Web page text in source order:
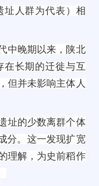
址人群为代表）相
中晚期以来，陕北
在长期的迁徙与互
但并未影响主体人
址的少数离群个体
分。这一发现扩宽
理解，为史前稻作